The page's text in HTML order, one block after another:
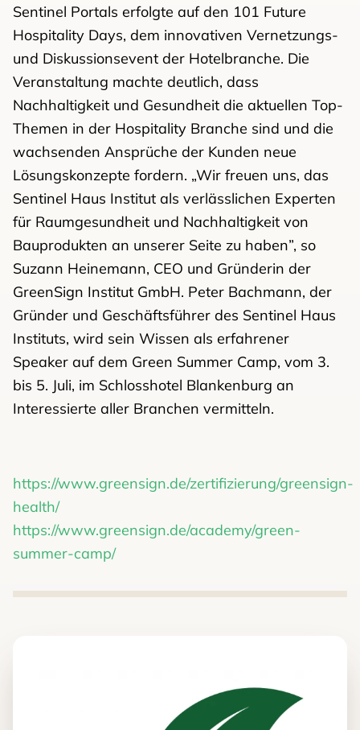
Sentinel Portals erfolgte auf den 101 Future
Hospitality Days, dem innovativen Vernetzungs-
und Diskussionsevent der Hotelbranche. Die
Veranstaltung machte deutlich, dass
Nachhaltigkeit und Gesundheit die aktuellen Top-
Themen in der Hospitality Branche sind und die
wachsenden Ansprüche der Kunden neue
Lösungskonzepte fordern. „Wir freuen uns, das
Sentinel Haus Institut als verlässlichen Experten
für Raumgesundheit und Nachhaltigkeit von
Bauprodukten an unserer Seite zu haben”, so
Suzann Heinemann, CEO und Gründerin der
GreenSign Institut GmbH. Peter Bachmann, der
Gründer und Geschäftsführer des Sentinel Haus
Instituts, wird sein Wissen als erfahrener
Speaker auf dem Green Summer Camp, vom 3.
bis 5. Juli, im Schlosshotel Blankenburg an
Interessierte aller Branchen vermitteln.
https://www.greensign.de/zertifizierung/greensign-
health/
https://www.greensign.de/academy/green-
summer-camp/